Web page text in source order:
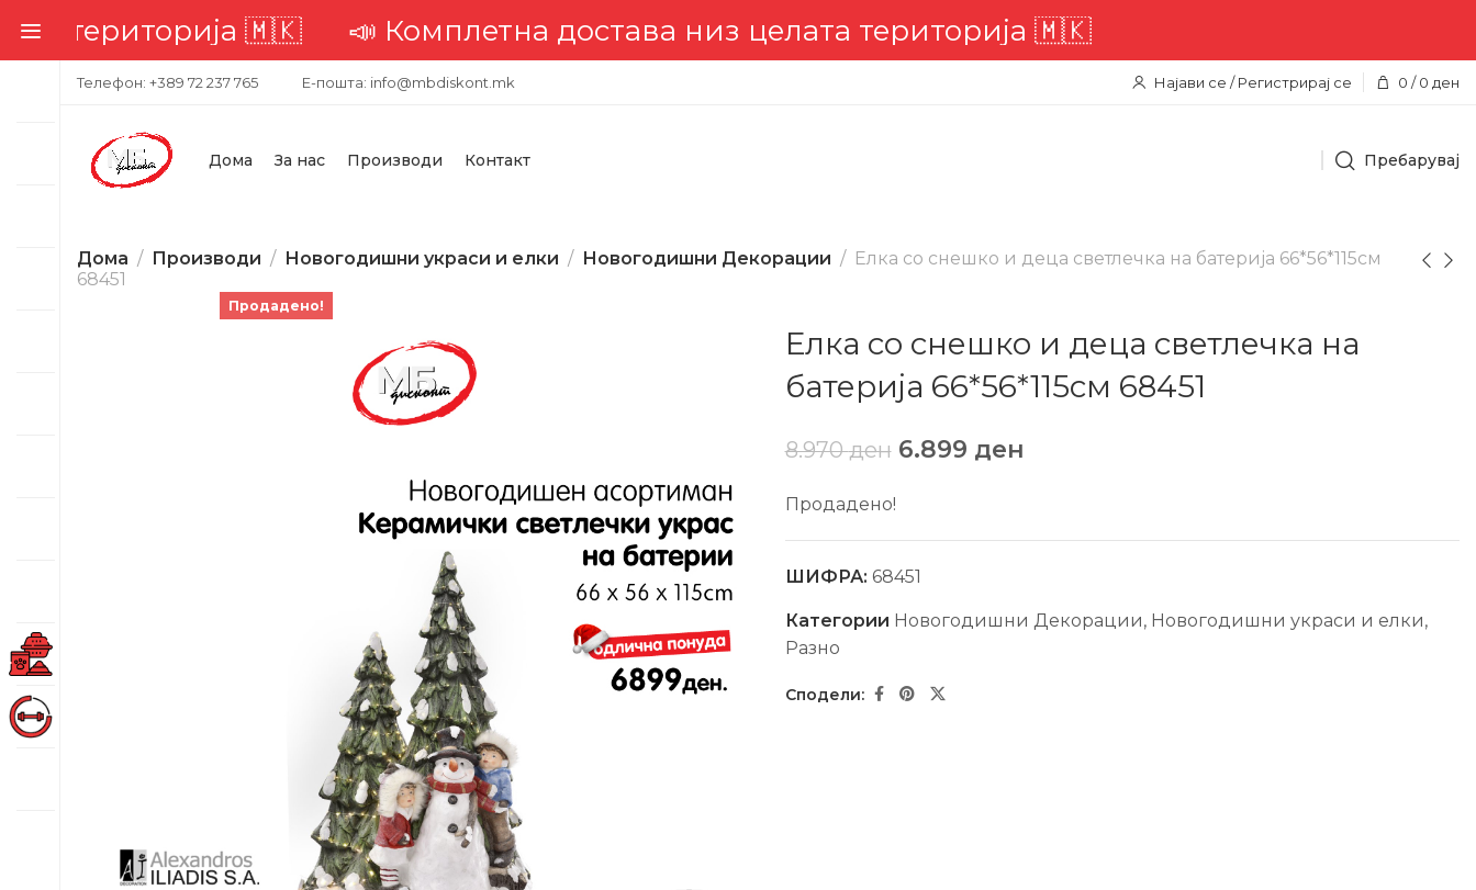
територија 🇲🇰📣 Комплетна достава низ целата територија 🇲🇰
Телефон: +389 72 237 765 Е-пошта: info@mbdiskont.mk Најави се / Регистрирај се 0 / 0 ден
Дома За нас Производи Контакт Пребарувај
Дома Производи Новогодишни украси и елки Новогодишни Декорации
Елка со снешко и деца светлечка на батерија 66*56*115см
68451
Продадено!
Елка со снешко и деца светлечка на
батерија 66*56*115см 68451
8.970ден 6.899 ден
Продадено!
ШИФРА: 68451
Категории Новогодишни Декорации, Новогодишни украси и елки,
Разно